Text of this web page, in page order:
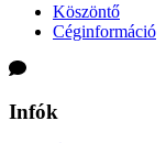
Köszöntő
Céginformáció
Infók